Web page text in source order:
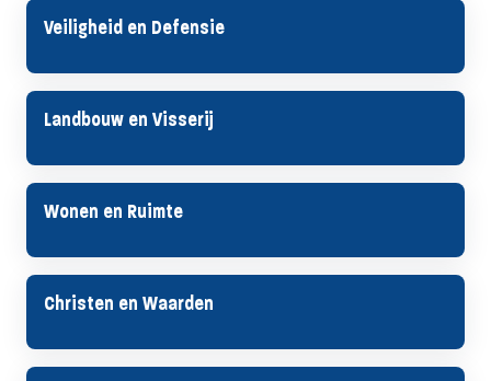
Veiligheid en Defensie
Landbouw en Visserij
Wonen en Ruimte
Christen en Waarden